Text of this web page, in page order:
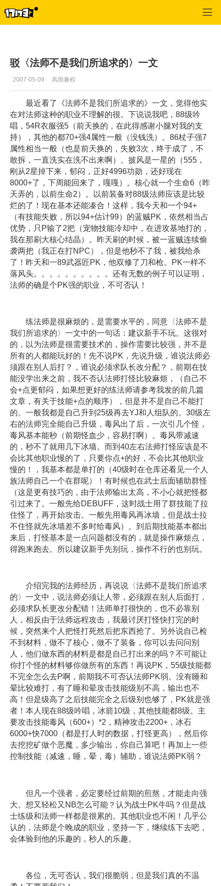
驳〈法师不是我们所追求的〉一文
2007-05-09 风雨兼程
最近看了《法师不是我们所追求的》一文，觉得他实
在对法师这种的职业不理解的很。下说说我吧，88级吟
唱，54R衣服强5（前天换的，在此得感谢小腿对我的支
持），其他的都70+强4属性一般（没钱洗）。86杖子强7
属性相当一般（也是前天换的，失败3次，终于成了，不
敢拆，一直洗实在洗不出来啊）。披风是一星的（555，
刚从2星掉下来，郁闷，正好4996功勋，还好现在
8000+了，下周能回来了，嘎嘎）。核心就一个生命6（昨
天弄的，以前生命2）。以前装备对88级法师应该是比较
烂的了！现在基本还能凑合！这样，我今天和一个94+
（有技能失败，所以94+估计99）的蓝贼PK，依然相当占
优势，只P输了2把（宠物技能冷却中，在进攻基地打的，
我在那刷大核心结晶）。昨天刷的时候，被一蓝贼连续偷
袭两把（我正在打NPC），但是他秒不了我，被我给杀
了！昨天和一89武器匠PK，他双修了刀和枪。PK一样不
落风头。。。。。。。。。。还有无数的例子可以证明，
法师的确是个PK强的职业，不可否认！
练法师是很麻烦的，是需要水平的，同意〈法师不是
我们所追求的〉一文中的一句话：建议新手不玩。这很对
的，以为法师是很需要技术的，操作需要比较强，并不是
所有的人都能玩好的！先不说PK，先说升级，谁说法师必
须跟在别人后打？，谁说必须求队长改分配？，前期在技
能没学出来之前，我不否认法师打怪比较麻烦，（自己不
会+点更郁闷，如果想更好的练法师请参考我发的前几篇
文章，有关于技能+点的顺序），但是并不是自己不能打
的。一般我都是自己升到25级再去YJ和人组队的。30级左
右的法师完全能自己升级，毒风出了后，一次引几个怪，
毒风基本能秒（前期怪血少，容易打啊）。毒风带减速
的，秒不了就用几下冰墙。而到40左右法师打怪应该是不
会比其他职业慢的了，只要你点+的好，不会比其他职业
慢的！，我基本都是单打的（40级时在仓库还看见一个人
族法师自己一个在群呢）！有时候也在武士后面辅助群怪
（这是更有技巧的，由于法师输出太高，不小心就把怪都
引过来了。一般先给DEBUFF，这时战士用了群技能了拉
住怪了，再开始攻击。一般先用毒风再冰墙，但是战士拉
不住怪就先冰墙差不多时给毒风）。到后期技能基本都出
来后，打怪基本是一点问题都没有的，就是操作麻烦点，
得跑来跑去。所以建议新手先别玩，操作不行的也别玩。
介绍完我的法师经历，再说说〈法师不是我们所追求
的〉一文中，说法师必须让人带，必须跟在别人后面打，
必须求队长更改分配错！法师单打很快的，也不必靠别
人，相反由于法师远程攻击，我最讨厌打怪快打完的时
候，突然来个人把怪打死然后把东西抢了。另外说自己检
不到材料，做不了核心，做不了装备，你可以去问问别
人，他们做东西的材料是都是自己打出来的吗？不可能让
你打个怪的材料够你做所有的东西！再说PK，55级技能都
不完全怎么去P啊，前期我不可否认法师PK弱。没有睡和
晕比较难打，有了睡和晕攻击技能级别不高，输出也不
高！但是级高了之后技能完全之后级别也够了，PK就是强
者！本人现在88级吟唱，冰箭10级，其他技能都8级。主
要攻击技能毒风（600+）*2，精神攻击2200+，冰石
6000+快7000（都是打人时的数据，打怪更高），然后你
去挖挖矿做个恶魔，多少输出，你自己算吧！再加上一些
控制技能（减速，睡，晕，毒）辅助，谁说法师PK弱？
但凡一个强者，必定要经过前期的煎熬，才能走向强
大。想又轻松又NB怎么可能？认为战士PK牛吗？但是战
士练级和法师一样都是很累的。其他职业也不闲！几乎公
认的，法师是个晚成的职业，坚持一下，继续练下去吧，
会体验到他的乐趣的，秒人的乐趣。
各位，无可否认，我们很脆弱，但是我们真的不温